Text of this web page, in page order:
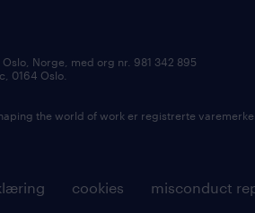
cookies misconduct
Norge, med org nr. 981 342 895
0164 Oslo.
the world of work er registrerte